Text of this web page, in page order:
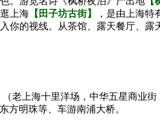
上海 【田子坊古街】
，是由上海
你的视线。从茶馆、露天餐厅、露
（老上海十里洋场，中华五星商业
方明珠等、车游南浦大桥。